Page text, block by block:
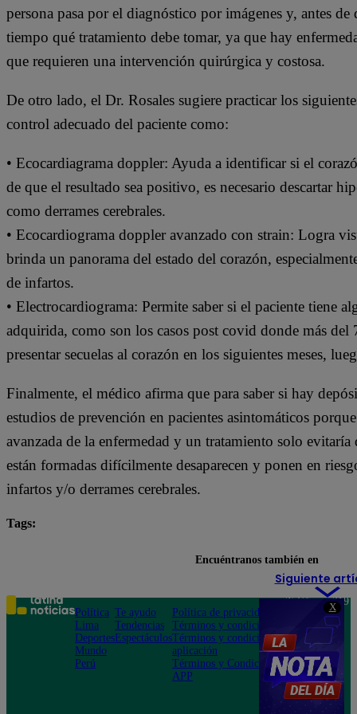
X
persona pasa por el diagnóstico por imágenes y, antes de
tiempo qué tratamiento debe tomar, ya que hay
que requieren una intervención quirúrgica y costosa.
De otro lado, el Dr. Rosales sugiere practicar los
control adecuado del paciente como:
• Ecocardiagrama doppler: Ayuda a identificar si el
de que el resultado sea positivo, es necesario descartar
como derrames cerebrales.
• Ecocardiograma doppler avanzado con strain: Logra
brinda un panorama del estado del corazón,
de infartos.
• Electrocardiograma: Permite saber si el paciente tiene
adquirida, como son los casos post covid donde más
presentar secuelas al corazón en los siguientes meses,
Finalmente, el médico afirma que para saber si hay
estudios de prevención en pacientes asintomáticos
avanzada de la enfermedad y un tratamiento solo evitaría
están formadas difícilmente desaparecen y ponen en
infartos y/o derrames cerebrales.
Tags:
Siguiente
Encuéntranos también en
Política
Lima
Deportes
Mundo
Perú
Te ayudo
Tendencias
Espectáculos
Política de privacidad
Términos y condiciones
Términos y condiciones
aplicación
Términos y Condiciones
APP
Teléfono: 219
Av. San
Felipe 968
Jesús María